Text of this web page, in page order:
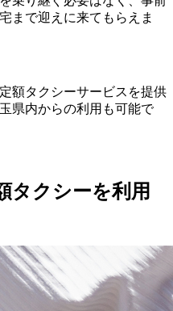
まで迎えに来てもらえま
額タクシーサービスを提供
県内からの利用も可能で
タクシーを利用